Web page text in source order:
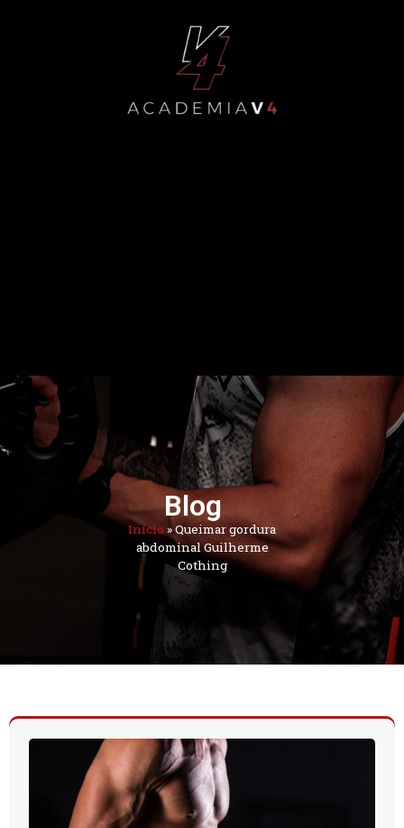
Blog
Início »Queimar gordura
abdominal Guilherme
Cothing